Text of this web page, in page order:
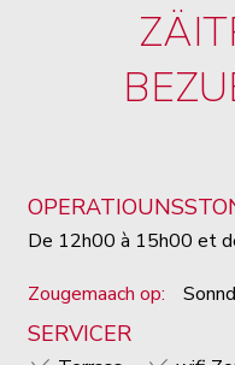
De 12h00 à 15h00 et
Zougemaach op:
SERVICER